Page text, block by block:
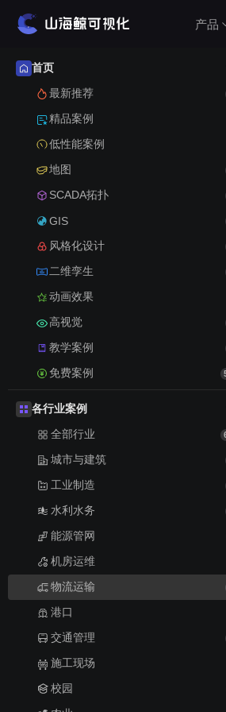
产品
产品介绍
山海鲸围绕数据可视化打造了整套产品
现从3D数字孪生到数据报表，从产品到
站式用户体验。
查看价格
无需安装，随时随地打开即可使用
私有云（软件下载）
数据模型均在本地，安全可控
首页
最新推荐
精品案例
低性能案例
地图
SCADA拓扑
GIS
风格化设计
二维孪生
动画效果
高视觉
教学案例
免费案例
各行业案例
全部行业
城市与建筑
工业制造
水利水务
能源管网
机房运维
物流运输
港口
交通管理
施工现场
校园